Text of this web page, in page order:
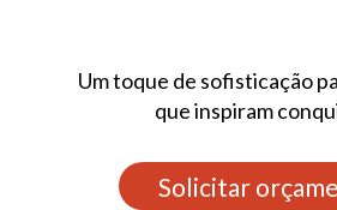
Um toque de sofisticação
que inspiram
Solicitar